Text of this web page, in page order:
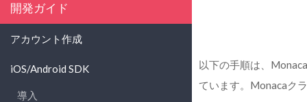
開発ガイド
アカウント作成
iOS/Android SDK
導入
以下の手順は、
ています。Monacaク